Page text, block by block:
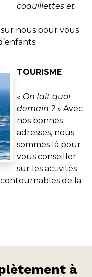
coquillettes et
nous pour vous
TOURISME
« On fait quoi
demain ? » Avec
nos bonnes
adresses, nous
sommes là pour
vous conseiller
sur les activités
de la
à